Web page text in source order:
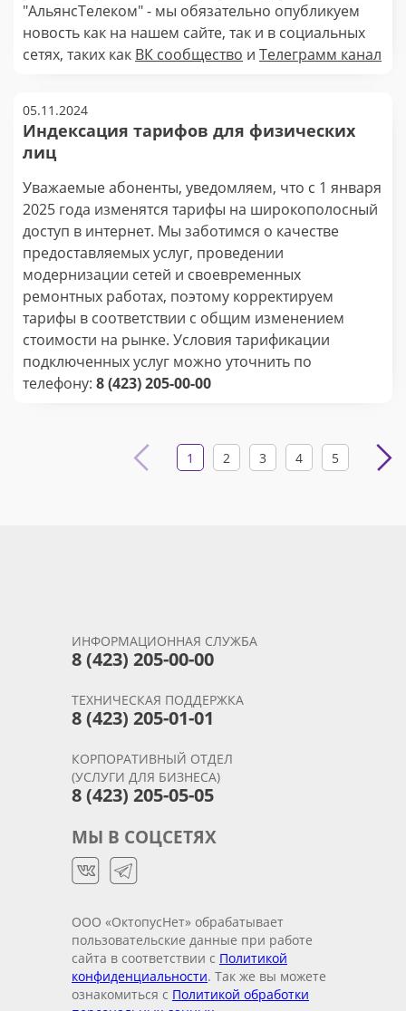
"АльянсТелеком" - мы обязательно опубликуем
новость как на нашем сайте, так и в социальных
сетях, таких как ВК сообщество и Телеграмм канал
05.11.2024
Индексация тарифов для физических
лиц
Уважаемые абоненты, уведомляем, что с 1 января
2025 года изменятся тарифы на широкополосный
доступ в интернет. Мы заботимся о качестве
предоставляемых услуг, проведении
модернизации сетей и своевременных
ремонтных работах, поэтому корректируем
тарифы в соответствии с общим изменением
стоимости на рынке. Условия тарификации
подключенных услуг можно уточнить по
телефону: 8 (423) 205-00-00
1 2 3 4 5
ИНФОРМАЦИОННАЯ СЛУЖБА
8 (423) 205-00-00
ТЕХНИЧЕСКАЯ ПОДДЕРЖКА
8 (423) 205-01-01
КОРПОРАТИВНЫЙ ОТДЕЛ
(УСЛУГИ ДЛЯ БИЗНЕСА)
8 (423) 205-05-05
МЫ В СОЦСЕТЯХ
ООО «ОктопусНет» обрабатывает
пользовательские данные при работе
сайта в соответствии с Политикой
конфиденциальности. Так же вы можете
ознакомиться с Политикой обработки